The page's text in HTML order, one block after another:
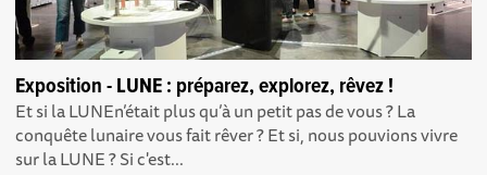
Exposition - LUNE : préparez, explorez, rêvez !
Et si la LUNEn’était plus qu’à un petit pas de vous ? La
conquête lunaire vous fait rêver ? Et si, nous pouvions vivre
sur la LUNE ? Si c'est...